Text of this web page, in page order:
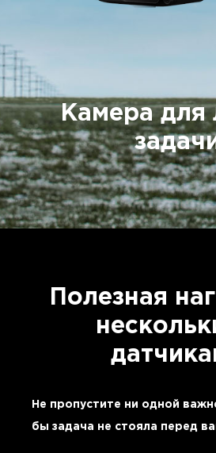
Камера для
Полезная
Не пропустите ни одной
бы задача не стояла перед